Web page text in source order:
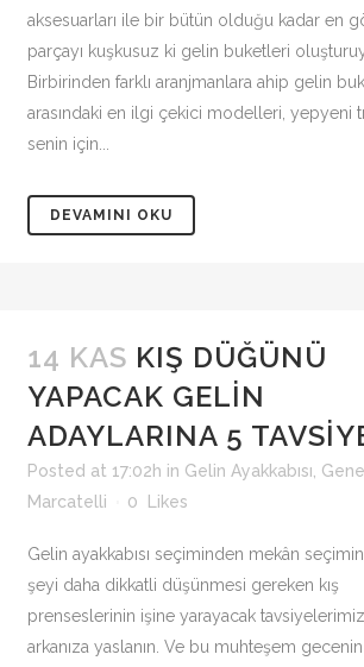
aksesuarları ile bir bütün olduğu kadar en
parçayı kuşkusuz ki gelin buketleri
Birbirinden farklı aranjmanlara ahip gelin
arasındaki en ilgi çekici modelleri, yepyeni
senin için...
DEVAMINI OKU
14 KAS KIŞ DÜĞÜNÜ
YAPACAK GELIN
ADAYLARINA 5
Posted at 17:02h in Gelin Ayakkabısı Genel
Marcatelli
0 Likes
Gelin ayakkabısı seçiminden mekân
şeyi daha dikkatli düşünmesi gereken kış
prenseslerinin işine yarayacak
arkanıza yaslanın. Ve bu muhteşem